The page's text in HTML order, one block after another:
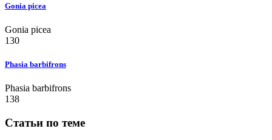
Gonia picea
Gonia picea
130
Phasia barbifrons
Phasia barbifrons
138
Статьи по теме